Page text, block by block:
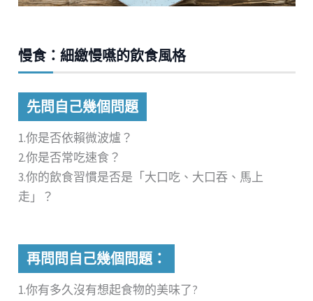
慢食：細繳慢嚥的飲食風格
先問自己幾個問題
1.你是否依賴微波爐？
2.你是否常吃速食？
3.你的飲食習慣是否是「大口吃、大口吞、馬上
走」？
再問問自己幾個問題：
1.你有多久沒有想起食物的美味了?